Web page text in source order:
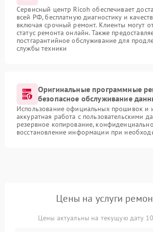
Сервисный центр Ricoh обеспечивает
всей РФ, бесплатную диагностику и
включая срочный ремонт. Клиенты могут
статус ремонта онлайн. Также
постгарантийное обслуживание для
службы техники
Оригинальные программные
безопасное обслуживание
Использование официальных прошивок и
аккуратная работа с пользовательскими
резервное копирование,
восстановление информации при
Цены на услуги
Цены актуальны на текущую дату